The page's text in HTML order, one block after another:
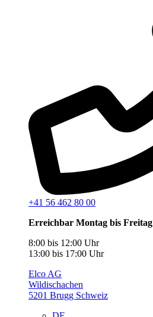
+41 56 462 80 00
Erreichbar Montag bis Freitag
8:00 bis 12:00 Uhr
13:00 bis 17:00 Uhr
Elco AG
Wildischachen
5201 Brugg Schweiz